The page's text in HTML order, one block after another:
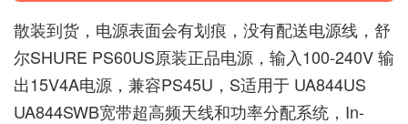
散装到货，电源表面会有划痕，没有配送电源线，舒
尔SHURE PS60US原装正品电源，输入100-240V 输
出15V4A电源，兼容PS45U，S适用于 UA844US
UA844SWB宽带超高频天线和功率分配系统，In-